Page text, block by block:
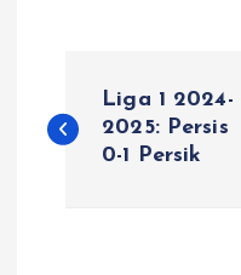
o
Liga 1 2024-
2025: Persis
0-1 Persik